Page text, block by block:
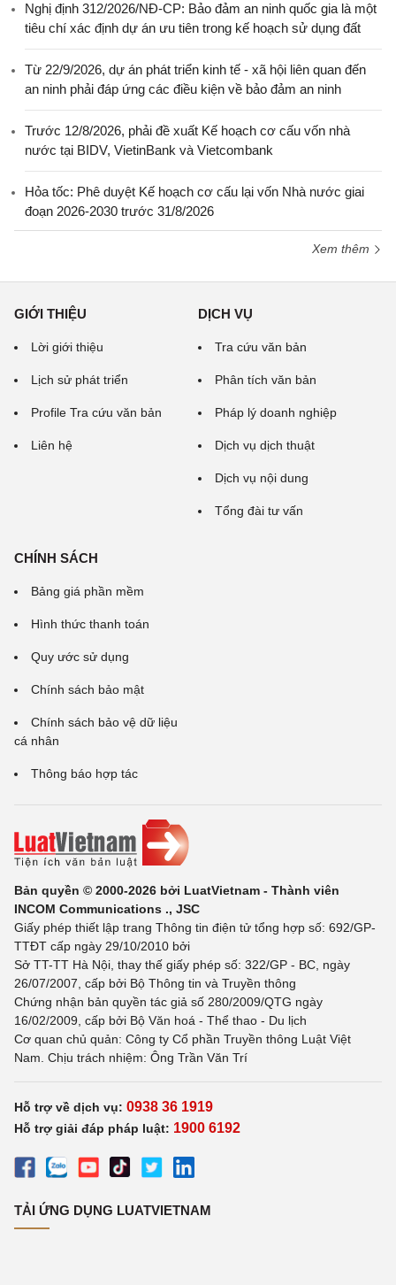
Nghị định 312/2026/NĐ-CP: Bảo đảm an ninh quốc gia là một
tiêu chí xác định dự án ưu tiên trong kế hoạch sử dụng đất
Từ 22/9/2026, dự án phát triển kinh tế - xã hội liên quan đến
an ninh phải đáp ứng các điều kiện về bảo đảm an ninh
Trước 12/8/2026, phải đề xuất Kế hoạch cơ cấu vốn nhà
nước tại BIDV, VietinBank và Vietcombank
Hỏa tốc: Phê duyệt Kế hoạch cơ cấu lại vốn Nhà nước giai
đoạn 2026-2030 trước 31/8/2026
Xem thêm
GIỚI THIỆU
Lời giới thiệu
Lịch sử phát triển
Profile Tra cứu văn bản
Liên hệ
DỊCH VỤ
Tra cứu văn bản
Phân tích văn bản
Pháp lý doanh nghiệp
Dịch vụ dịch thuật
Dịch vụ nội dung
Tổng đài tư vấn
CHÍNH SÁCH
Bảng giá phần mềm
Hình thức thanh toán
Quy ước sử dụng
Chính sách bảo mật
Chính sách bảo vệ dữ liệu
cá nhân
Thông báo hợp tác
Bản quyền © 2000-2026 bởi LuatVietnam - Thành viên
INCOM Communications ., JSC
Giấy phép thiết lập trang Thông tin điện tử tổng hợp số: 692/GP-
TTĐT cấp ngày 29/10/2010 bởi
Sở TT-TT Hà Nội, thay thế giấy phép số: 322/GP - BC, ngày
26/07/2007, cấp bởi Bộ Thông tin và Truyền thông
Chứng nhận bản quyền tác giả số 280/2009/QTG ngày
16/02/2009, cấp bởi Bộ Văn hoá - Thể thao - Du lịch
Cơ quan chủ quản: Công ty Cổ phần Truyền thông Luật Việt
Nam. Chịu trách nhiệm: Ông Trần Văn Trí
Hỗ trợ về dịch vụ: 0938 36 1919
Hỗ trợ giải đáp pháp luật: 1900 6192
TẢI ỨNG DỤNG LUATVIETNAM